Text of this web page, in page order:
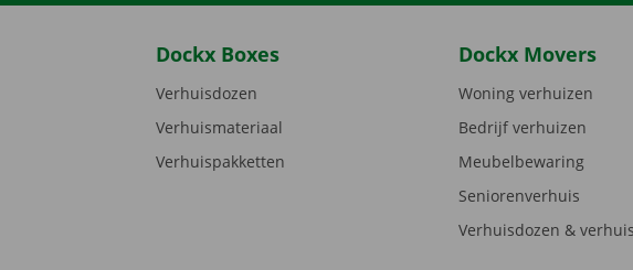
Dockx Boxes
Verhuisdozen
Verhuismateriaal
Verhuispakketten
Dockx Movers
Woning verhuizen
Bedrijf verhuizen
Meubelbewaring
Seniorenverhuis
Verhuisdozen &